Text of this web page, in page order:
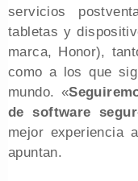
servicios
tabletas y
marca, Honor),
como a los que
mundo. «
de software
mejor experiencia
apuntan.